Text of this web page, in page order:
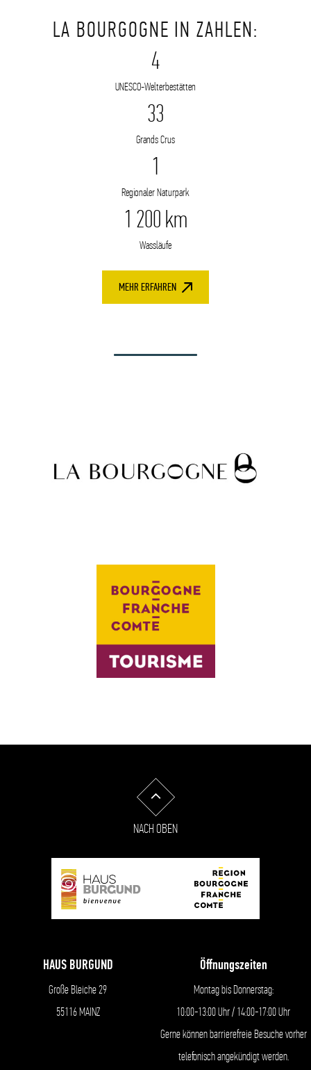
LA BOURGOGNE IN ZAHLEN:
4
UNESCO-Welterbestätten
33
Grands Crus
1
Regionaler Naturpark
1 200 km
Wassläufe
MEHR ERFAHREN
NACH OBEN
HAUS BURGUND
Große Bleiche 29
55116 MAINZ
Öffnungszeiten
Montag bis Donnerstag:
10:00-13:00 Uhr / 14:00-17:00 Uhr
Gerne können barrierefreie Besuche vorher
telefonisch angekündigt werden.